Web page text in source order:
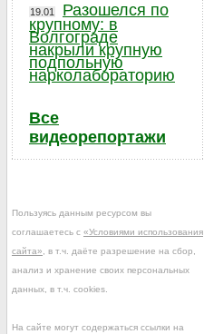
19.01
Разошелся по
крупному: в
Волгограде
накрыли крупную
подпольную
нарколабораторию
Все
видеорепортажи
Пользуясь данным ресурсом вы
соглашаетесь с «Условиями использования
сайта» , в т.ч. даёте разрешение на сбор,
анализ и хранение своих персональных
данных, в т.ч. cookies.
На сайте могут содержаться ссылки на